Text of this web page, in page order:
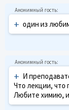
+ один из
+ И
Что лекции, что
Любите химию,